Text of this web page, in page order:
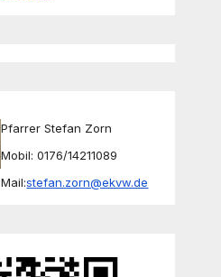
Pfarrer Stefan Zorn
Mobil: 0176/14211089
Mail:stefan.zorn@ekvw.de